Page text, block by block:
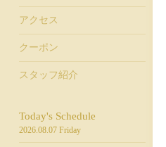
アクセス
クーポン
スタッフ紹介
Today's Schedule
2026.08.07 Friday